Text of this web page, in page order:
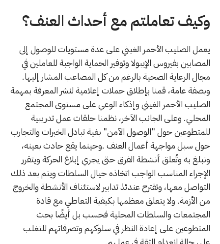
وكيف تعاملتم مع أحداث العنف؟
يعمل الصليب الأحمر الغيني على عدة مستويات للوصول إلى
المصابين بفيروس الإيبولا وتوفير الحماية الواجبة للعاملين في
مجال الرعاية الصحية بالرغم من كل المصاعب المشار إليها.
وبصفة عامة، قمنا بإطلاق حملات إعلامية لنشر المعرفة بمهمة
الصليب الأحمر الغيني وإذكاء الوعي على مستوى المجتمع
المحلي. وعلى الجانب الآخر، نظمنا حلقات عمل تدريبية
للمتطوعين حول "الوصول الآمن" بغية تبادل الخبرات والتجارب
حول سبل مواجهة أعمال العنف .وحينما يقع حادث بعينه،
ونبلغ به وتُعلق أنشطة الفرق حتى يجري إبلاغ الحركة ويتقرر
الإجراء المناسب الواجب اتخاذه حيال السلطات ويتم بعد ذلك
التواصل معها، وتقترح عندئذ تدابير لاستئناف الأنشطة والخروج
من الأزمة. ولا يتعلق معظمها بكيفية التعاطي مع قادة
المجتمعات والسلطات المحلية فحسب بل أيضًا بحث
المتطوعين على إعادة النظر في سلوكهم وتصرفاتهم للتغلب